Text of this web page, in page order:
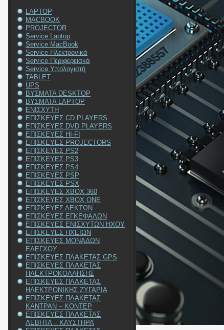
LAPTOP
MACBOOK
PROJECTOR
Service Laptop
Service MacBook
Service Ηλεκτρονικά
Service Περιφερειακά
Service Υπολογιστή
TABLET
UPS
ΒΥΣΜΑΤΑ DESKTOP
ΒΥΣΜΑΤΑ LAPTOP
ΕΝΙΣΧΥΤΗ
ΕΠΙΣΚΕΥΕΣ CD PLAYERS
ΕΠΙΣΚΕΥΕΣ DVD PLAYERS
ΕΠΙΣΚΕΥΕΣ HI-FI
ΕΠΙΣΚΕΥΕΣ PROJECTORS
ΕΠΙΣΚΕΥΕΣ PS2
ΕΠΙΣΚΕΥΕΣ PS3
ΕΠΙΣΚΕΥΕΣ PS4
ΕΠΙΣΚΕΥΕΣ PSP
ΕΠΙΣΚΕΥΕΣ PSX
ΕΠΙΣΚΕΥΕΣ XBOX 360
ΕΠΙΣΚΕΥΕΣ XBOX ONE
ΕΠΙΣΚΕΥΕΣ ΔΕΚΤΩΝ
ΕΠΙΣΚΕΥΕΣ ΕΓΚΕΦΑΛΩΝ
ΕΠΙΣΚΕΥΕΣ ΕΝΙΣΧΥΤΩΝ ΗΧΟΥ
ΕΠΙΣΚΕΥΕΣ ΗΧΕΙΩΝ
ΕΠΙΣΚΕΥΕΣ ΜΟΝΑΔΩΝ
ΕΛΕΓΧΟΥ
ΕΠΙΣΚΕΥΕΣ ΠΛΑΚΕΤΑΣ GPS
ΕΠΙΣΚΕΥΕΣ ΠΛΑΚΕΤΑΣ
ΗΛΕΚΤΡΟΚΟΛΛΗΣΗΣ
ΕΠΙΣΚΕΥΕΣ ΠΛΑΚΕΤΑΣ
ΗΛΕΚΤΡΟΝΙΚΗΣ ΖΥΓΑΡΙΑ
ΕΠΙΣΚΕΥΕΣ ΠΛΑΚΕΤΑΣ
ΚΑΝΤΡΑΝ – ΚΟΝΤΕΡ
ΕΠΙΣΚΕΥΕΣ ΠΛΑΚΕΤΑΣ
ΛΕΒΗΤΑ – ΚΑΥΣΤΗΡΑ